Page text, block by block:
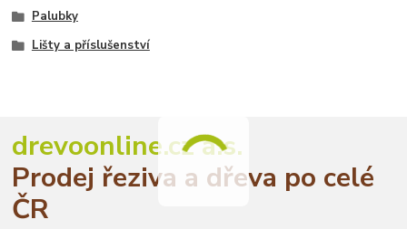
Palubky
Lišty a příslušenství
drevoonline.cz a.s.
Prodej řeziva a dřeva po celé
ČR